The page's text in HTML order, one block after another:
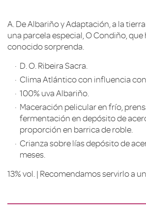
A. De Albariño y Adaptación, a la
una parcela especial, O Condiño, que
conocido sorprenda.
D. O. Ribeira Sacra.
Clima Atlántico con influencia
100% uva Albariño.
Maceración pelicular en frío,
fermentación en depósito de
proporción en barrica de roble.
Crianza sobre lías depósito de
meses.
13% vol. | Recomendamos servirlo a